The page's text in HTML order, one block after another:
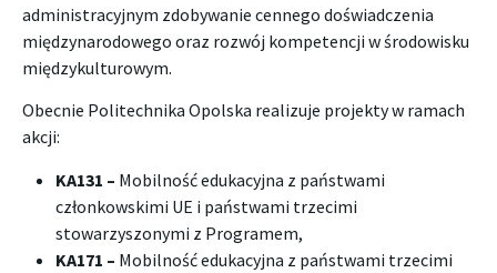
administracyjnym zdobywanie cennego doświadczenia
międzynarodowego oraz rozwój kompetencji w środowisku
międzykulturowym.
Obecnie Politechnika Opolska realizuje projekty w ramach
akcji:
KA131 – Mobilność edukacyjna z państwami
członkowskimi UE i państwami trzecimi
stowarzyszonymi z Programem,
KA171 – Mobilność edukacyjna z państwami trzecimi